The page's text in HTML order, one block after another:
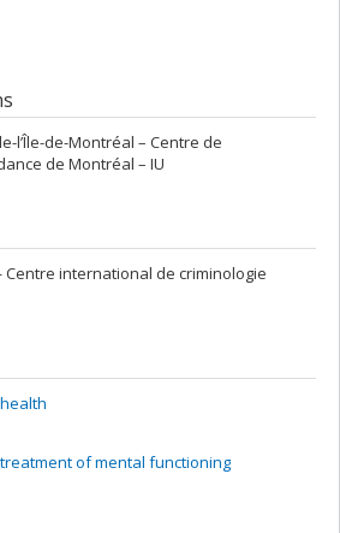
l’Île-de-Montréal – Centre de
de Montréal – IU
Centre international de criminologie
of mental functioning